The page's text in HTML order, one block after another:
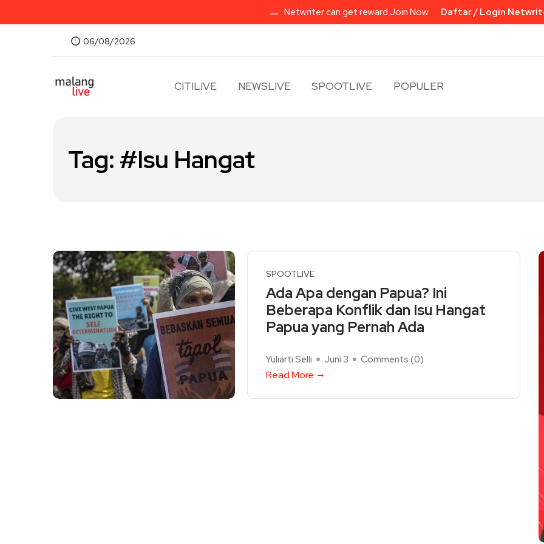
Netwriter can get reward Join Now Daftar / Login
06/08/2026
CITILIVE NEWSLIVE SPOOTLIVE POPULER
Tag: #Isu Hangat
SPOOTLIVE
Ada Apa dengan Papua? Ini
Beberapa Konflik dan Isu Hangat
Papua yang Pernah Ada
Yuliarti Selli Juni 3 Comments (0)
Read More